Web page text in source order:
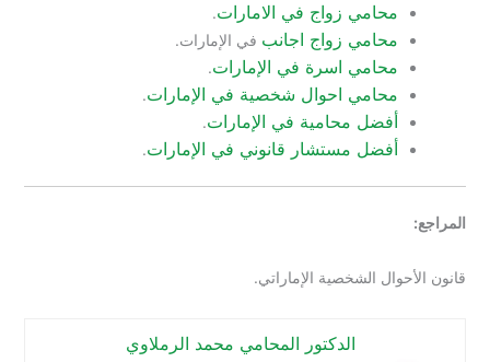
محامي زواج في الامارات.
محامي زواج اجانب في الإمارات.
محامي اسرة في الإمارات.
محامي احوال شخصية في الإمارات.
أفضل محامية في الإمارات.
أفضل مستشار قانوني في الإمارات.
الشخصية الإماراتي.
الدكتور المحامي محمد الرملاوي